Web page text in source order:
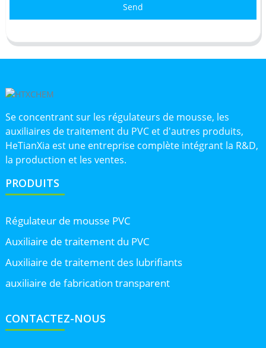
Send
Se concentrant sur les régulateurs de mousse, les
auxiliaires de traitement du PVC et d'autres produits,
HeTianXia est une entreprise complète intégrant la R&D,
la production et les ventes.
PRODUITS
Régulateur de mousse PVC
Auxiliaire de traitement du PVC
Auxiliaire de traitement des lubrifiants
auxiliaire de fabrication transparent
CONTACTEZ-NOUS